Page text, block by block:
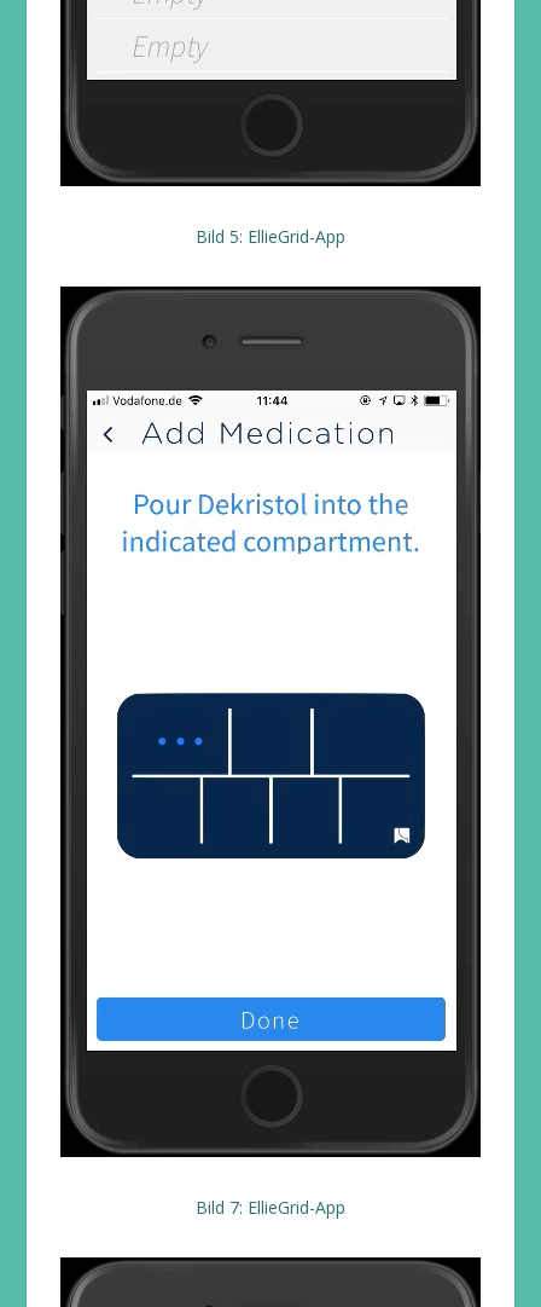
Bild 5: EllieGrid-App
Bild 7: EllieGrid-App